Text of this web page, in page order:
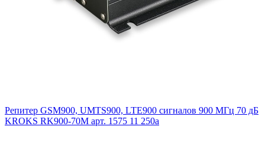
Репитер GSM900, UMTS900, LTE900 сигналов 900 МГц 70 дБ
KROKS RK900-70M арт. 1575 11 250a